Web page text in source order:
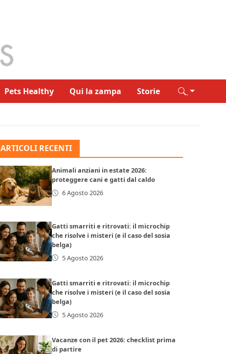
Pets Healthy Qui la zampa Storie
ARTICOLI RECENTI
Animali anziani in estate 2026:
proteggere cani e gatti dal caldo
6 Agosto 2026
Gatti smarriti e ritrovati: il microchip
che risolve i misteri (e il caso del sosia
belga)
5 Agosto 2026
Gatti smarriti e ritrovati: il microchip
che risolve i misteri (e il caso del sosia
belga)
5 Agosto 2026
Vacanze con il pet 2026: checklist prima
di partire